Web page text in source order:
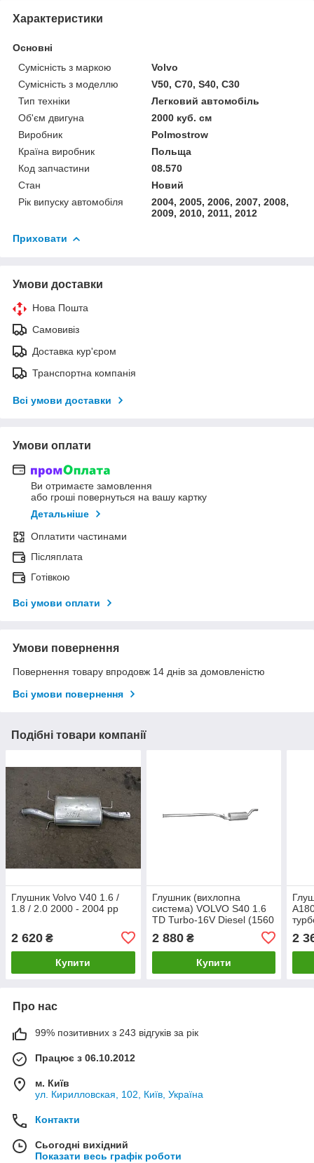
Характеристики
Основні
Сумісність з маркою
Volvo
Сумісність з моделлю
V50, C70, S40, C30
Тип техніки
Легковий автомобіль
Об'єм двигуна
2000 куб. см
Виробник
Polmostrow
Країна виробник
Польща
Код запчастини
08.570
Стан
Новий
Рік випуску автомобіля
2004, 2005, 2006, 2007, 2008,
2009, 2010, 2011, 2012
Приховати
Умови доставки
Нова Пошта
Самовивіз
Доставка кур'єром
Транспортна компанія
Всі умови доставки
Умови оплати
Ви отримаєте замовлення
або гроші повернуться на вашу картку
Детальніше
Оплатити частинами
Післяплата
Готівкою
Всі умови оплати
Умови повернення
Повернення товару впродовж 14 днів за домовленістю
Всі умови повернення
Подібні товари компанії
Глушник Volvo V40 1.6 /
1.8 / 2.0 2000 - 2004 рр
2 620 ₴
Купити
Глушник (вихлопна
система) VOLVO S40 1.6
TD Turbo-16V Diesel (1560
2004р) (Вольво)
2 880₴
Купити
2
Про нас
99% позитивних з 243 відгуків за рік
Працює з 06.10.2012
м. Київ
ул. Кирилловская, 102, Київ, Україна
Контакти
Сьогодні вихідний
Показати весь графік роботи